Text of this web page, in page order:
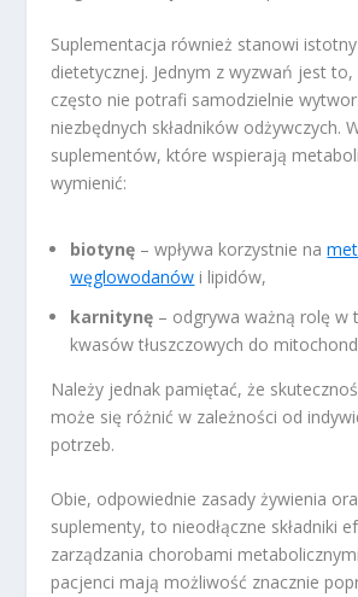
Suplementacja również stanowi
dietetycznej. Jednym z wyzwań jest
często nie potrafi samodzielnie
niezbędnych składników odżywczych.
suplementów, które wspierają
wymienić:
biotynę – wpływa korzystnie na
węglowodanów i lipidów,
karnitynę – odgrywa ważną rolę w
kwasów tłuszczowych do
Należy jednak pamiętać, że
może się różnić w zależności od
potrzeb.
Obie, odpowiednie zasady żywienia
suplementy, to nieodłączne składniki
zarządzania chorobami
pacjenci mają możliwość znacznie